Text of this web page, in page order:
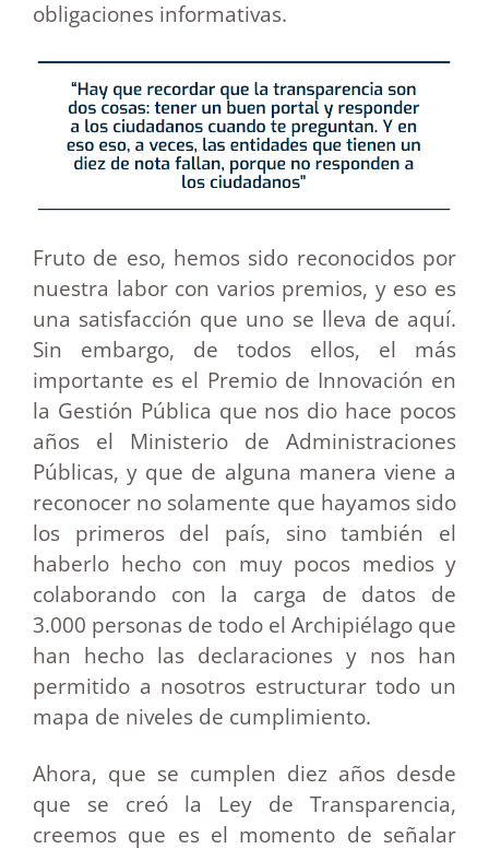
obligaciones informativas.
Fruto de eso, hemos sido reconocidos por
nuestra labor con varios premios, y eso es
una satisfacción que uno se lleva de aquí.
Sin embargo, de todos ellos, el más
importante es el Premio de Innovación en
la Gestión Pública que nos dio hace pocos
años el Ministerio de Administraciones
Públicas, y que de alguna manera viene a
reconocer no solamente que hayamos sido
los primeros del país, sino también el
haberlo hecho con muy pocos medios y
colaborando con la carga de datos de
3.000 personas de todo el Archipiélago que
han hecho las declaraciones y nos han
permitido a nosotros estructurar todo un
mapa de niveles de cumplimiento.
Ahora, que se cumplen diez años desde
que se creó la Ley de Transparencia,
creemos que es el momento de señalar